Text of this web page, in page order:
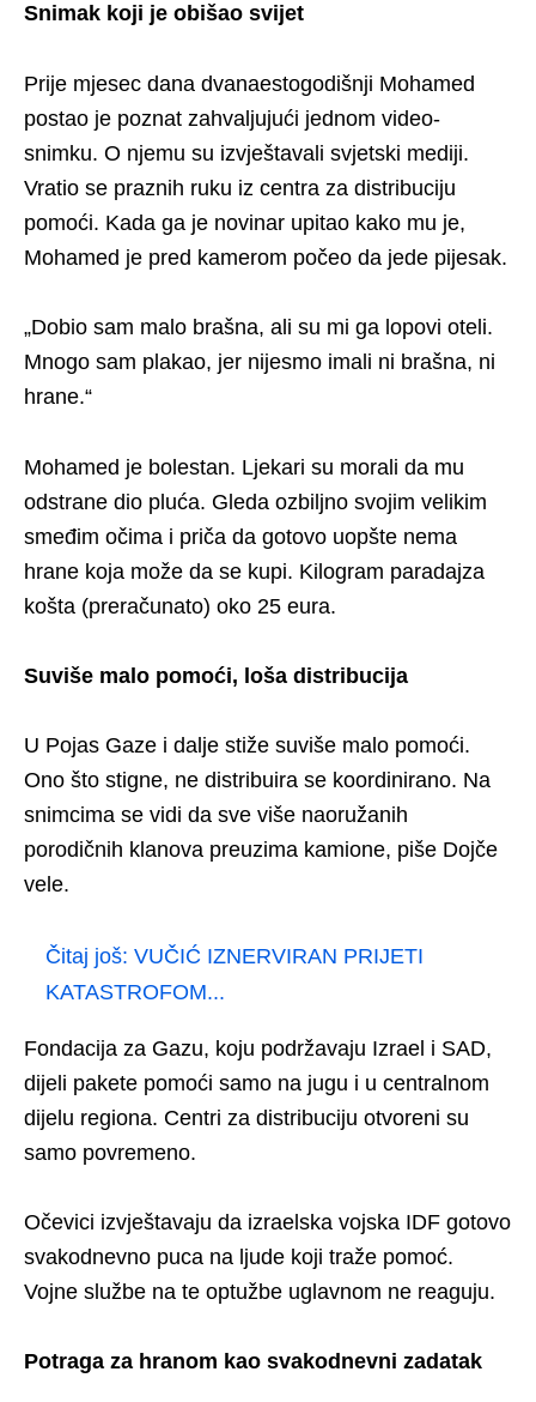
Snimak koji je obišao svijet
Prije mjesec dana dvanaestogodišnji Mohamed
postao je poznat zahvaljujući jednom video-
snimku. O njemu su izvještavali svjetski mediji.
Vratio se praznih ruku iz centra za distribuciju
pomoći. Kada ga je novinar upitao kako mu je,
Mohamed je pred kamerom počeo da jede pijesak.
„Dobio sam malo brašna, ali su mi ga lopovi oteli.
Mnogo sam plakao, jer nijesmo imali ni brašna, ni
hrane.“
Mohamed je bolestan. Ljekari su morali da mu
odstrane dio pluća. Gleda ozbiljno svojim velikim
smeđim očima i priča da gotovo uopšte nema
hrane koja može da se kupi. Kilogram paradajza
košta (preračunato) oko 25 eura.
Suviše malo pomoći, loša distribucija
U Pojas Gaze i dalje stiže suviše malo pomoći.
Ono što stigne, ne distribuira se koordinirano. Na
snimcima se vidi da sve više naoružanih
porodičnih klanova preuzima kamione, piše Dojče
vele.
Čitaj još: VUČIĆ IZNERVIRAN PRIJETI
KATASTROFOM...
Fondacija za Gazu, koju podržavaju Izrael i SAD,
dijeli pakete pomoći samo na jugu i u centralnom
dijelu regiona. Centri za distribuciju otvoreni su
samo povremeno.
Očevici izvještavaju da izraelska vojska IDF gotovo
svakodnevno puca na ljude koji traže pomoć.
Vojne službe na te optužbe uglavnom ne reaguju.
Potraga za hranom kao svakodnevni zadatak